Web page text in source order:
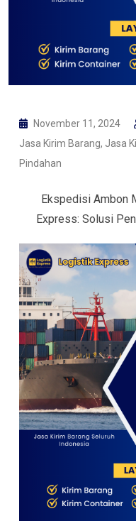
November 11, 2024
Jasa Kirim Barang, Jasa
Pindahan
Ekspedisi Ambon
Express: Solusi